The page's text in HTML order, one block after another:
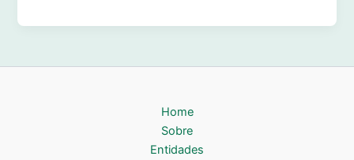
Home
Sobre
Entidades